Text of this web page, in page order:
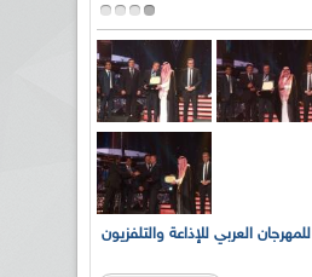
بالصور... الدورة الـ21 للمهرجان العربي للإذاعة والتلفزيون